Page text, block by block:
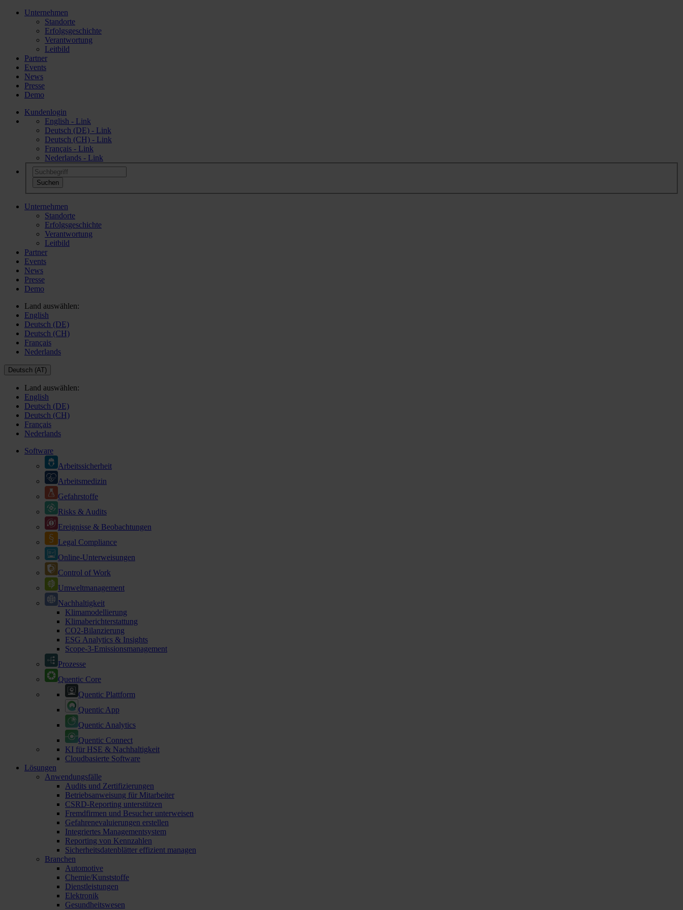
Unternehmen
Standorte
Erfolgsgeschichte
Verantwortung
Leitbild
Partner
Events
News
Presse
Demo
Kundenlogin
English - Link
Deutsch (DE) - Link
Deutsch (CH) - Link
Français - Link
Nederlands - Link
Unternehmen
Standorte
Erfolgsgeschichte
Verantwortung
Leitbild
Partner
Events
News
Presse
Demo
Land auswählen:
English
Deutsch (DE)
Deutsch (CH)
Français
Nederlands
Deutsch (AT)
Land auswählen:
English
Deutsch (DE)
Deutsch (CH)
Français
Nederlands
Software
Arbeitssicherheit
Arbeitsmedizin
Gefahrstoffe
Risks & Audits
Ereignisse & Beobachtungen
Legal Compliance
Online-Unterweisungen
Control of Work
Umweltmanagement
Nachhaltigkeit
Klimamodellierung
Klimaberichterstattung
CO2-Bilanzierung
ESG Analytics & Insights
Scope-3-Emissionsmanagement
Prozesse
Quentic Core
Quentic Plattform
Quentic App
Quentic Analytics
Quentic Connect
KI für HSE & Nachhaltigkeit
Cloudbasierte Software
Lösungen
Anwendungsfälle
Audits und Zertifizierungen
Betriebsanweisung für Mitarbeiter
CSRD-Reporting unterstützen
Fremdfirmen und Besucher unterweisen
Gefahrenevaluierungen erstellen
Integriertes Managementsystem
Reporting von Kennzahlen
Sicherheitsdatenblätter effizient managen
Branchen
Automotive
Chemie/Kunststoffe
Dienstleistungen
Elektronik
Gesundheitswesen